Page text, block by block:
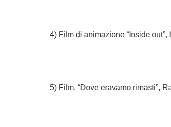
4) Film di animazione “Inside
5) Film, “Dove eravamo rimasti”,